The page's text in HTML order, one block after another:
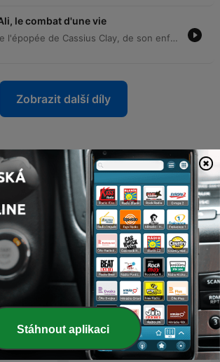
le combat d'une vie
Cet épisode retrace l'épopée de Cassius Clay, de son enfance marquée par la ségrégation dans le Kentucky à sa gloire olympique et son premier titre mondial. Nous explorons sa transformation en Mohamed Ali, une mutation profonde liée à sa conversion à l'Islam et à ses engagements politiques contre la guerre du Vietnam, qui ont transformé le champion en icône mondiale. À travers l'analyse de sa carrière, nous abordons ses exploits légendaires comme le 'Rumble in the Jungle' jusqu'au déclin de sa santé face à la maladie de Parkinson. L'entretien souligne comment l'impact sociétal et culturel d'Ali a transcendé le ring pour faire de lui un messager de la paix universel.
Zobrazit další díly
Společnost a
Zobrazit vše
Studio N
Stáhnout aplikaci